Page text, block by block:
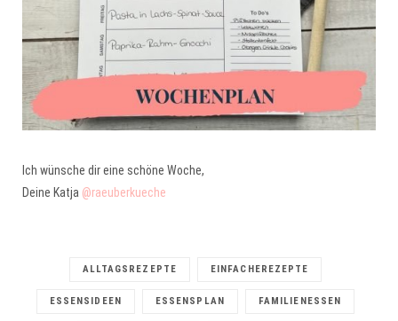
Ich wünsche dir eine schöne Woche,
Deine Katja @raeuberkueche
ALLTAGSREZEPTE EINFACHEREZEPTE
ESSENSIDEEN ESSENSPLAN FAMILIENESSEN